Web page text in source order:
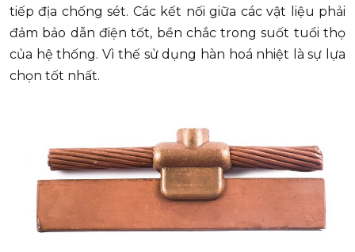
tiếp địa chống sét. Các kết nối giữa các vật liệu phải
đảm bảo dẫn điện tốt, bền chắc trong suốt tuổi thọ
của hệ thống. Vì thế sử dụng hàn hoá nhiệt là sự lựa
chọn tốt nhất.